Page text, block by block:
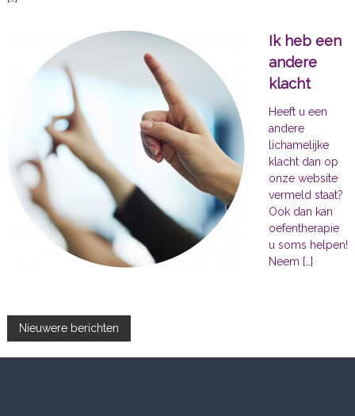
Ik heb een
andere
klacht
Heeft u een
andere
lichamelijke
klacht dan op
onze website
vermeld staat?
Ook dan kan
oefentherapie
u soms helpen!
Neem […]
BNieuwere berichten